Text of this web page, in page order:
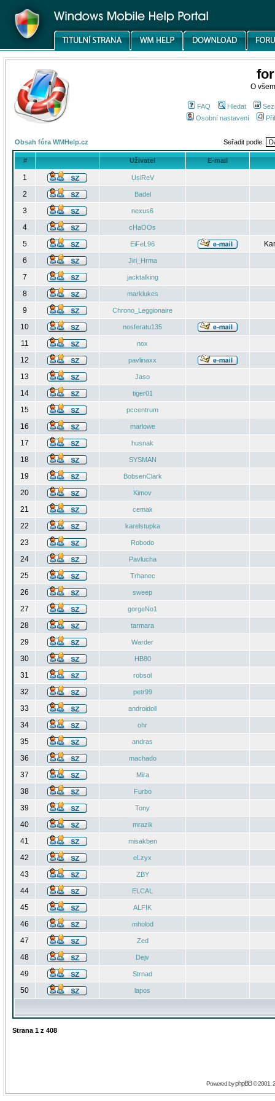
O
FAQ Hledat
Osobní nastavení
Obsah fóra WMHelp.cz Seřadit podle:
# Uživatel E-mail
1 UsiReV
2 Badel
3 nexus6
4 cHaOOs
5 EiFeL96
6
Jiri_Hrma
7 jacktalking
8 marklukes
9 Chrono_Leggionaire
10 nosferatu135
11 nox
12 pavlinaxx
13 Jaso
14 tiger01
15 pccentrum
16 marlowe
17 husnak
18 SYSMAN
19 BobsenClark
20 Kimov
21 cemak
22 karelstupka
23 Robodo
24 Pavlucha
25 Trhanec
26 sweep
27 gorgeNo1
28 tarmara
29 Warder
30 HB80
31 robsol
32 petr99
33 androidoll
34 ohr
35 andras
36 machado
37 Mira
38 Furbo
39 Tony
40 mrazik
41 misakben
42 eLzyx
43 ZBY
44 ELCAL
45 ALFIK
46 mholod
47 Zed
48 Dejv
49 Strnad
50 lapos
Strana 1 z 408
Powered byphpBB© 2001,